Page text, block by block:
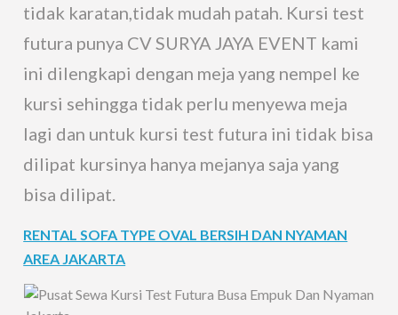
tidak karatan,tidak mudah patah. Kursi test
futura punya CV SURYA JAYA EVENT kami
ini dilengkapi dengan meja yang nempel ke
kursi sehingga tidak perlu menyewa meja
lagi dan untuk kursi test futura ini tidak bisa
dilipat kursinya hanya mejanya saja yang
bisa dilipat.
RENTAL SOFA TYPE OVAL BERSIH DAN NYAMAN
AREA JAKARTA